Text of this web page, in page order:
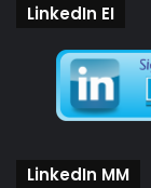
LinkedIn EI
LinkedIn MM